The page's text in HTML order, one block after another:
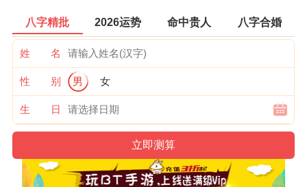
八字精批 2026运势 命中贵人 八字合婚
姓 名
性 别 男 女
生 日